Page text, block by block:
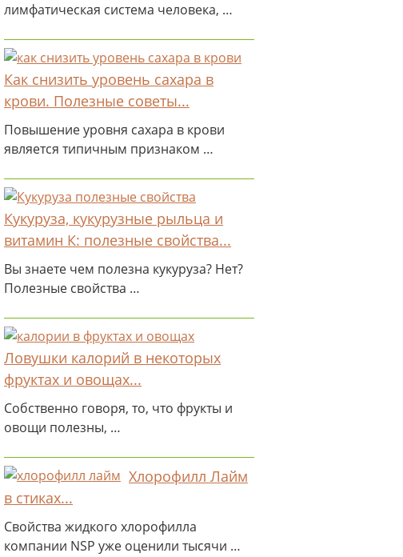
лимфатическая система человека, …
Как снизить уровень сахара в
крови. Полезные советы...
Повышение уровня сахара в крови
является типичным признаком …
Кукуруза, кукурузные рыльца и
витамин К: полезные свойства...
Вы знаете чем полезна кукуруза? Нет?
Полезные свойства …
Ловушки калорий в некоторых
фруктах и овощах...
Собственно говоря, то, что фрукты и
овощи полезны, …
Хлорофилл Лайм
в стиках...
Свойства жидкого хлорофилла
компании NSP уже оценили тысячи …